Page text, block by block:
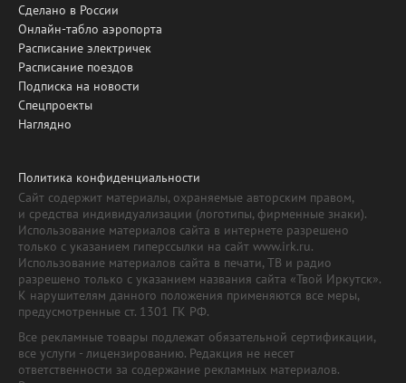
Сделано в России
Онлайн-табло аэропорта
Расписание электричек
Расписание поездов
Подписка на новости
Спецпроекты
Наглядно
Политика конфиденциальности
Сайт содержит материалы, охраняемые авторским правом,
и средства индивидуализации (логотипы, фирменные знаки).
Использование материалов сайта в интернете разрешено
только с указанием гиперссылки на сайт www.irk.ru.
Использование материалов сайта в печати, ТВ и радио
разрешено только с указанием названия сайта «Твой Иркутск».
К нарушителям данного положения применяются все меры,
предусмотренные ст. 1301 ГК РФ.
Все рекламные товары подлежат обязательной сертификации,
все услуги - лицензированию. Редакция не несет
ответственности за содержание рекламных материалов.